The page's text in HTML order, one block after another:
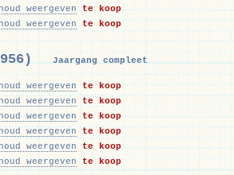
weergeven te koop
weergeven te koop
Jaargang compleet
weergeven te koop
weergeven te koop
weergeven te koop
weergeven te koop
weergeven te koop
weergeven te koop